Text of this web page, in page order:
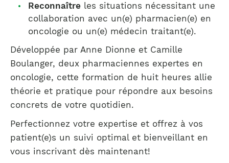
Reconnaître les situations nécessitant une
collaboration avec un(e) pharmacien(e) en
oncologie ou un(e) médecin traitant(e).
Développée par Anne Dionne et Camille
Boulanger, deux pharmaciennes expertes en
oncologie, cette formation de huit heures allie
théorie et pratique pour répondre aux besoins
concrets de votre quotidien.
Perfectionnez votre expertise et offrez à vos
patient(e)s un suivi optimal et bienveillant en
vous inscrivant dès maintenant!